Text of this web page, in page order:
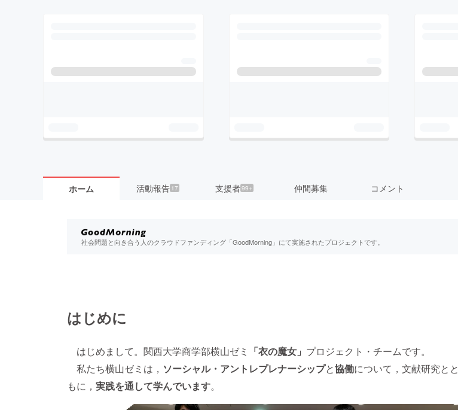
ホーム 活動報告 17 支援者99+ 仲間募集 コメント
社会問題と向き合う人のクラウドファンディング「GoodMorning」にて実施されたプロジェクトです。
はじめに
はじめまして。関西大学商学部横山ゼミ 「衣の魔女」 プロジェクト・チームです。
私たち横山ゼミは， ソーシャル・アントレプレナーシップと協働について，文献研究とと
もに， 実践を通して学んでいます。